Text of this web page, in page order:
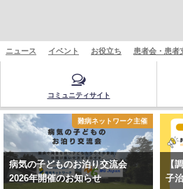
ニュース イベント お役立ち 患者会・患者
コミュニティサイト
難病ネットワーク主催
病気の子どものお泊り交流会
2026年開催のお知らせ
【
子